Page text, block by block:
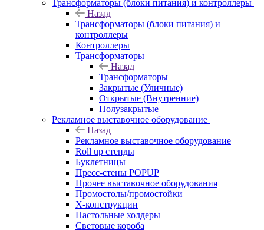
Трансформаторы (блоки питания) и контроллеры
Назад
Трансформаторы (блоки питания) и
контроллеры
Контроллеры
Трансформаторы
Назад
Трансформаторы
Закрытые (Уличные)
Открытые (Внутренние)
Полузакрытые
Рекламное выставочное оборудование
Назад
Рекламное выставочное оборудование
Roll up стенды
Буклетницы
Пресс-стены POPUP
Прочее выставочное оборудования
Промостолы/промостойки
Х-конструкции
Настольные холдеры
Световые короба